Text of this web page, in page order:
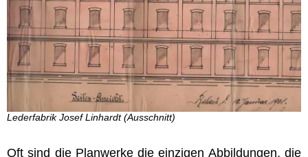
Lederfabrik Josef Linhardt (Ausschnitt)
Oft sind die Planwerke die einzigen Abbildungen, die